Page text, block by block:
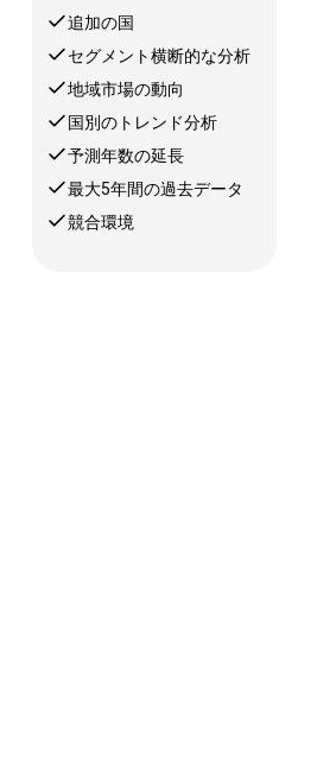
追加の国
セグメント横断的な分析
地域市場の動向
国別のトレンド分析
予測年数の延長
最大5年間の過去データ
競合環境